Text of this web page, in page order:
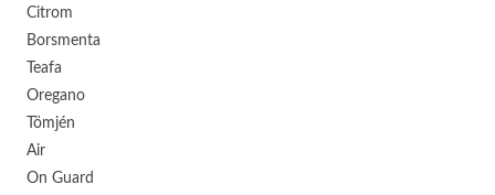
Citrom
Borsmenta
Teafa
Oregano
Tömjén
Air
On Guard